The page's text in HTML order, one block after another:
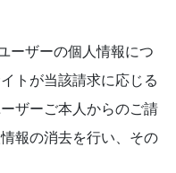
ーザーの個人情報につ
トが当該請求に応じる
ザーご本人からのご請
報の消去を行い、その